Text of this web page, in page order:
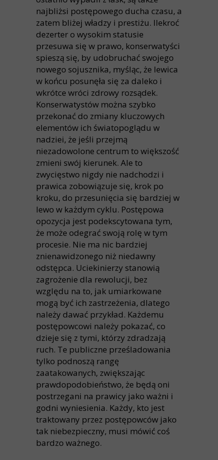
najbliżsi postępowego ducha czasu, a
zatem bliżej władzy i prestiżu. Ilekroć
dezerter o wysokim statusie
przesuwa się w prawo, konserwatyści
spieszą się, by udobruchać swojego
nowego sojusznika, myśląc, że lewica
w końcu posunęła się za daleko i
wkrótce wróci zdrowy rozsądek.
Konserwatystów można szybko
przekonać do zmiany kluczowych
elementów ich światopoglądu w
nadziei, że jeśli przejmą
niezadowolone centrum to większość
zmieni swój kierunek. Ale to
zwycięstwo nigdy nie nadchodzi i
prawica zobowiązuje się, krok po
kroku, do przesunięcia się bardziej w
lewo w każdym cyklu. Postępowa
opozycja jest podekscytowana tym,
że może odegrać swoją rolę w tym
procesie. Nie ma nic bardziej
znienawidzonego niż niedawny
odstępca. Uciekinierzy stanowią
zagrożenie dla rewolucji, bez
względu na to, jak umiarkowane
mogą być ich zastrzeżenia, dlatego
należy dawać przykład. Każdemu
postępowcowi należy pokazać, co
dzieje się z tymi, którzy zdradzają
ruch. Te publiczne prześladowania
tylko podnoszą rangę
zaatakowanych, zwiększając
prawdopodobieństwo, że będą oni
postrzegani na prawicy jako ważni i
godni wyniesienia. Każdy, kto jest
traktowany przez postępowców jako
tak niebezpieczny, musi mówić coś
bardzo ważnego.